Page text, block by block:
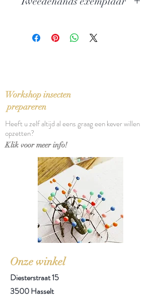
Uitgever: Art unlimited
Bindwijze: Paperback
Workshop insecten
prepareren
Heeft u zelf altijd al eens graag een kever willen
opzetten?
Klik voor meer info!
Onze winkel
Diesterstraat 15
3500 Hasselt